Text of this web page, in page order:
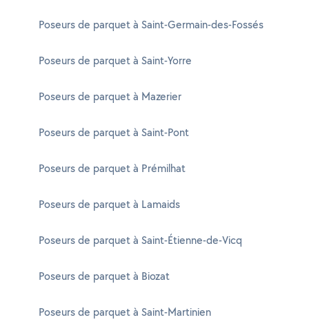
Poseurs de parquet à Saint-Germain-des-Fossés
Poseurs de parquet à Saint-Yorre
Poseurs de parquet à Mazerier
Poseurs de parquet à Saint-Pont
Poseurs de parquet à Prémilhat
Poseurs de parquet à Lamaids
Poseurs de parquet à Saint-Étienne-de-Vicq
Poseurs de parquet à Biozat
Poseurs de parquet à Saint-Martinien